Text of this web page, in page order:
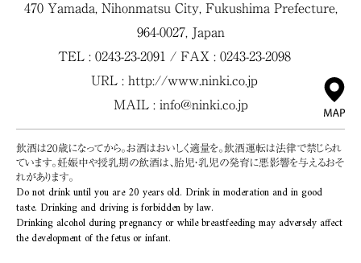
470 Yamada, Nihonmatsu City, Fukushima Prefecture,
964-0027, Japan
TEL : 0243-23-2091 / FAX : 0243-23-2098
URL : http://www.ninki.co.jp
MAIL : info@ninki.co.jp
飲酒は20歳になってから。お酒はおいしく適量を。飲酒運転は法律で禁じられ
ています。妊娠中や授乳期の飲酒は、胎児・乳児の発育に悪影響を与えるおそ
れがあります。
Do not drink until you are 20 years old. Drink in moderation and in good
taste. Drinking and driving is forbidden by law.
Drinking alcohol during pregnancy or while breastfeeding may adversely affect
the development of the fetus or infant.